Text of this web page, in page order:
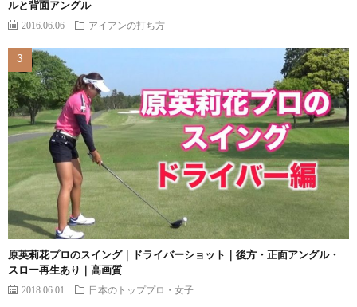
ルと背面アングル
2016.06.06 アイアンの打ち方
原英莉花プロのスイング｜ドライバーショット｜後方・正面アングル・
スロー再生あり｜高画質
2018.06.01 日本のトッププロ・女子